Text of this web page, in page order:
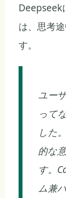
Deepseek
は、思考
す。
ユー
って
した
的な
す。
ム兼